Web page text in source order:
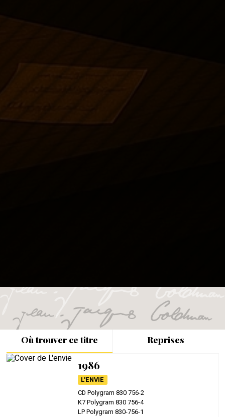
Où trouver ce titre Reprises
1986
L'ENVIE
CD Polygram 830 756-2
K7 Polygram 830 756-4
LP Polygram 830-756-1